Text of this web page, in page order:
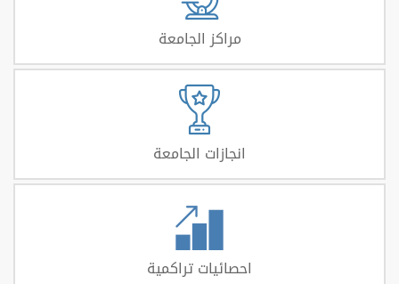
مراكز الجامعة
انجازات الجامعة
احصائيات تراكمية